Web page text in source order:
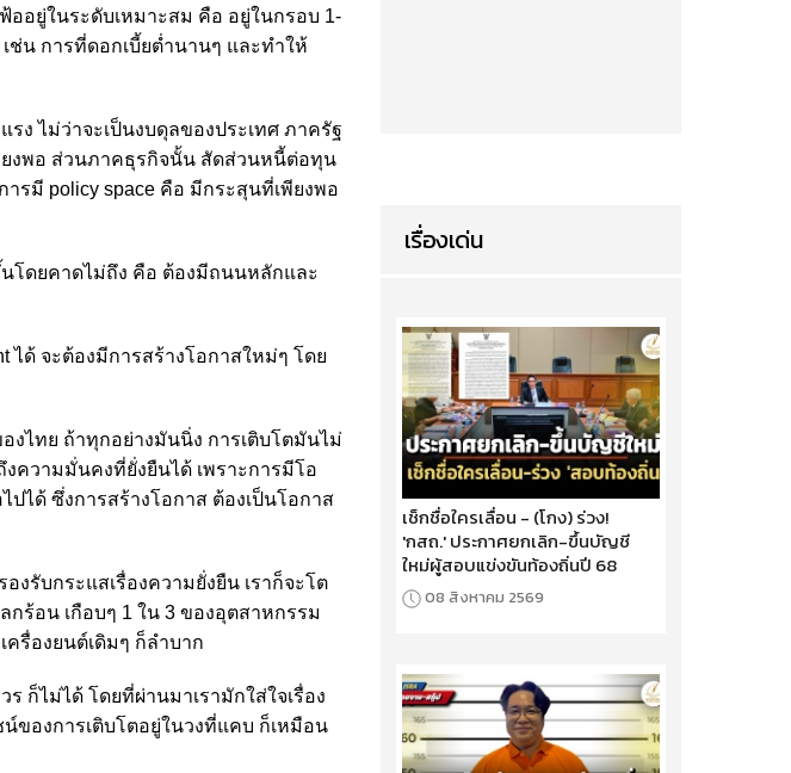
ออยู่ในระดับเหมาะสม คือ อยู่ในกรอบ 1-
ช่น การที่ดอกเบี้ยต่ำนานๆ และทำให้
ง ไม่ว่าจะเป็นงบดุลของประเทศ ภาครัฐ
ยงพอ ส่วนภาคธุรกิจนั้น สัดส่วนหนี้ต่อทุน
รมี policy space คือ มีกระสุนที่เพียงพอ
นโดยคาดไม่ถึง คือ ต้องมีถนนหลักและ
ได้ จะต้องมีการสร้างโอกาสใหม่ๆ โดย
งไทย ถ้าทุกอย่างมันนิ่ง การเติบโตมันไม่
ความมั่นคงที่ยั่งยืนได้ เพราะการมีโอ
ได้ ซึ่งการสร้างโอกาส ต้องเป็นโอกาส
รับกระแสเรื่องความยั่งยืน เราก็จะโต
กร้อน เกือบๆ 1 ใน 3 ของอุตสาหกรรม
ครื่องยนต์เดิมๆ ก็ลำบาก
ก็ไม่ได้ โดยที่ผ่านมาเรามักใส่ใจเรื่อง
ของการเติบโตอยู่ในวงที่แคบ ก็เหมือน
เรื่องเด่น
เช็กชื่อใครเลื่อน - (โกง) ร่วง!
'กสถ.' ประกาศยกเลิก-ขึ้นบัญชี
ใหม่ผู้สอบแข่งขันท้องถิ่นปี 68
08 สิงหาคม 2569